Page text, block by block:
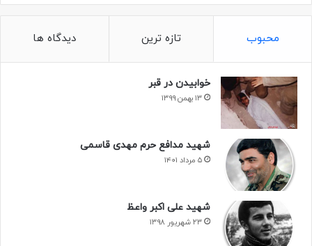
محبوب تازه ترین دیدگاه ها
خوابیدن در قبر
۱۳ بهمن ۱۳۹۹
شهید مدافع حرم مهدی قاسمی
۵ مرداد ۱۴۰۱
شهید علی اکبر واعظ
۲۳ شهریور ۱۳۹۸